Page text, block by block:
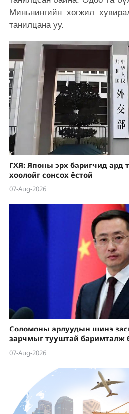
Миньнингийн хөгжил
танилцана уу.
ГХЯ: Японы эрх баригчид ард
хоолойг сонсох ёстой
07-Aug-2026
Соломоны арлуудын шинэ
зарчмыг тууштай баримталж
07-Aug-2026